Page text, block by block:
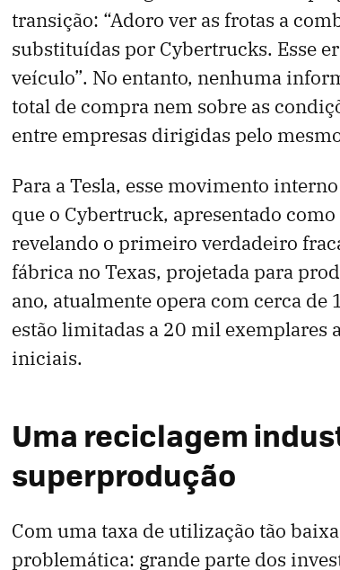
transição: “Adoro ver as frotas a
substituídas por Cybertrucks. Esse
veículo”. No entanto, nenhuma
total de compra nem sobre as
entre empresas dirigidas pelo
Para a Tesla, esse movimento
que o Cybertruck, apresentado
revelando o primeiro verdadeiro
fábrica no Texas, projetada para
ano, atualmente opera com cerca de
estão limitadas a 20 mil exemplares
iniciais.
Uma reciclagem
superprodução
Com uma taxa de utilização tão
problemática: grande parte dos